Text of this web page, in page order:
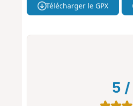
Télécharger le GPX
5 /